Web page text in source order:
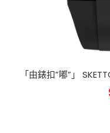
「由錶扣”嘟”」